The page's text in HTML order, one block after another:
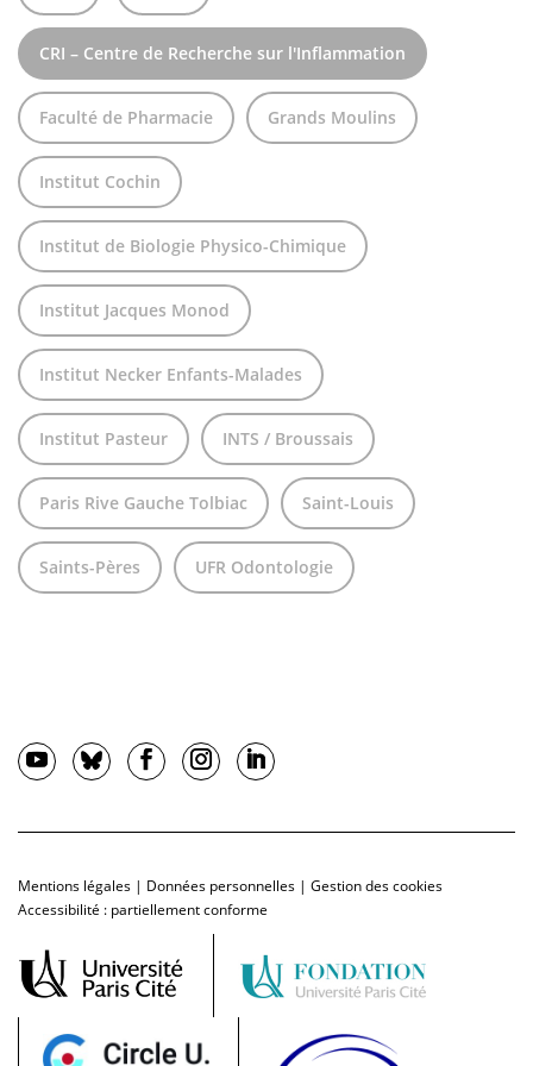
CRI – Centre de Recherche sur l'Inflammation
Faculté de Pharmacie Grands Moulins
Institut Cochin
Institut de Biologie Physico-Chimique
Institut Jacques Monod
Institut Necker Enfants-Malades
Institut Pasteur INTS / Broussais
Paris Rive Gauche Tolbiac Saint-Louis
Saints-Pères UFR Odontologie
Mentions légales | Données personnelles | Gestion des cookies
Accessibilité : partiellement conforme